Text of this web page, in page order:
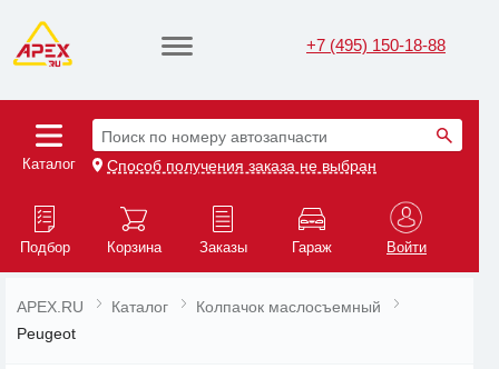
+7 (495) 150-18-88
Каталог
Поиск по номеру автозапчасти
Способ получения заказа не выбран
Подбор Корзина Заказы Гараж Войти
APEX.RU Каталог
Колпачок маслосъемный
Peugeot